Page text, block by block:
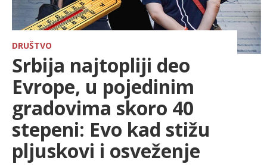
SHOWBIZ
HRONIKA
FARMERI
SPORT
LIFESTYLE
DRUŠTVO
Srbija najtopliji deo
Evrope, u pojedinim
gradovima skoro 40
stepeni: Evo kad stižu
pljuskovi i osveženje